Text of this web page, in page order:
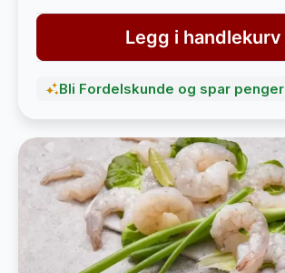
Legg i handlekurv
Bli Fordelskunde og spar penger